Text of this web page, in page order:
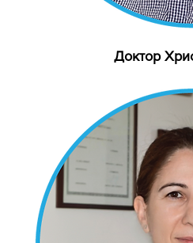
Доктор